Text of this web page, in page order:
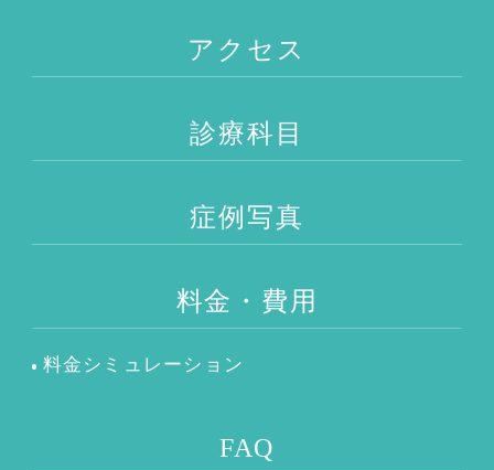
アクセス
診療科目
症例写真
料金・費用
料金シミュレーション
FAQ